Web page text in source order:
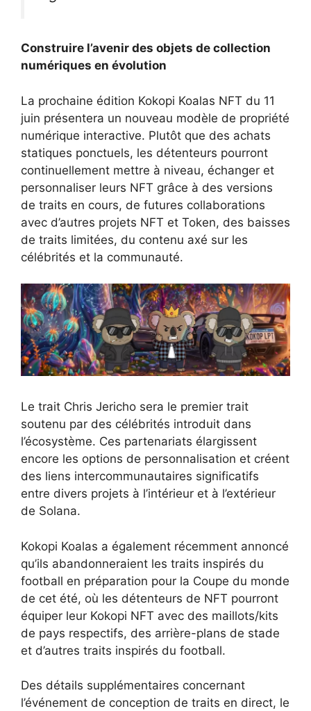
Construire l’avenir des objets de collection
numériques en évolution
La prochaine édition Kokopi Koalas NFT du 11
juin présentera un nouveau modèle de propriété
numérique interactive. Plutôt que des achats
statiques ponctuels, les détenteurs pourront
continuellement mettre à niveau, échanger et
personnaliser leurs NFT grâce à des versions
de traits en cours, de futures collaborations
avec d’autres projets NFT et Token, des baisses
de traits limitées, du contenu axé sur les
célébrités et la communauté.
Le trait Chris Jericho sera le premier trait
soutenu par des célébrités introduit dans
l’écosystème. Ces partenariats élargissent
encore les options de personnalisation et créent
des liens intercommunautaires significatifs
entre divers projets à l’intérieur et à l’extérieur
de Solana.
Kokopi Koalas a également récemment annoncé
qu’ils abandonneraient les traits inspirés du
football en préparation pour la Coupe du monde
de cet été, où les détenteurs de NFT pourront
équiper leur Kokopi NFT avec des maillots/kits
de pays respectifs, des arrière-plans de stade
et d’autres traits inspirés du football.
Des détails supplémentaires concernant
l’événement de conception de traits en direct, le